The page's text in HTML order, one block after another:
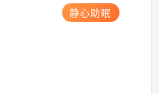
静心助眠